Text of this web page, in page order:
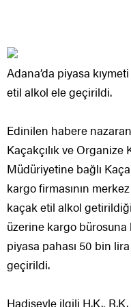
Adana’da piyasa
etil alkol ele geçirildi.
Edinilen habere
Kaçakçılık ve
Müdüriyetine bağlı
kargo firmasının
kaçak etil alkol
üzerine kargo bürosuna
piyasa pahası 50 bin
geçirildi.
Hadiseyle ilgili H.K.,